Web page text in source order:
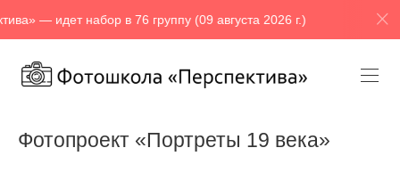
— идет набор в 76 группу (09 августа 2026 г.)
Фотопроект «Портреты 19 века»